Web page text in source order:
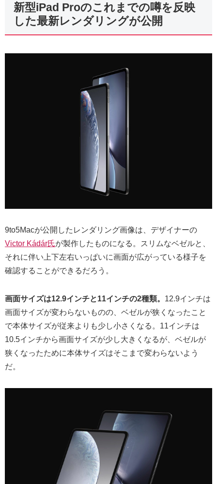
新型iPad Proのこれまでの噂を反映
した最新レンダリングが公開
9to5Macが公開したレンダリング画像は、デザイナーの
Victor Kádár氏が製作したものになる。スリムなベゼルと、
それに伴い上下左右いっぱいに画面が広がっている様子を
確認することができるだろう。
画面サイズは12.9インチと11インチの2種類。 12.9インチは
画面サイズが変わらないものの、ベゼルが狭くなったこと
で本体サイズが従来よりも少し小さくなる。11インチは
10.5インチから画面サイズが少し大きくなるが、ベゼルが
狭くなったために本体サイズはそこまで変わらないよう
だ。